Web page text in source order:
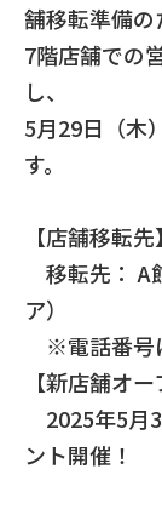
舗移転準備の
7階店舗での
し、
5月29日（木
す。
【店舗移転先】
移転先： A
ア）
※電話番号
【新店舗オー
2025年5月
ント開催！